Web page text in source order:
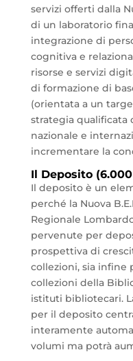
servizi offerti dalla
di un laboratorio
integrazione di
cognitiva e
risorse e servizi
di formazione di
(orientata a un
strategia qualificata
nazionale e
incrementare la
Il Deposito
Il deposito è un
perché la Nuova
Regionale
pervenute per
prospettiva di
collezioni, sia infine
collezioni della
istituti bibliotecari.
per il deposito
interamente
volumi ma potrà